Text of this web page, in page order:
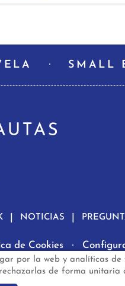
por la web y analíticas
de forma
SMALL
NOTICIAS
de Cookies
porEdina.es